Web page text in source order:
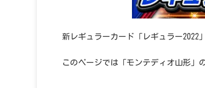
新レギュラーカード「レギュラー2022
このページでは「モンテディオ山形」